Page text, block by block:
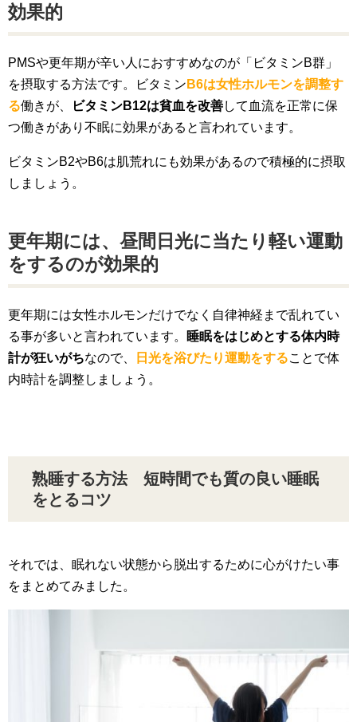
効果的
PMSや更年期が辛い人におすすめなのが「ビタミンB群」
を摂取する方法です。ビタミン B6は女性ホルモンを調整す
る働きが、 ビタミンB12は貧血を改善して血流を正常に保
つ働きがあり不眠に効果があると言われています。
ビタミンB2やB6は肌荒れにも効果があるので積極的に摂取
しましょう。
更年期には、昼間日光に当たり軽い運動
をするのが効果的
更年期には女性ホルモンだけでなく自律神経まで乱れてい
る事が多いと言われています。
睡眠をはじめとする体内時
計が狂いがちなので、 日光を浴びたり運動をすることで体
内時計を調整しましょう。
熟睡する方法 短時間でも質の良い睡眠
をとるコツ
それでは、眠れない状態から脱出するために心がけたい事
をまとめてみました。